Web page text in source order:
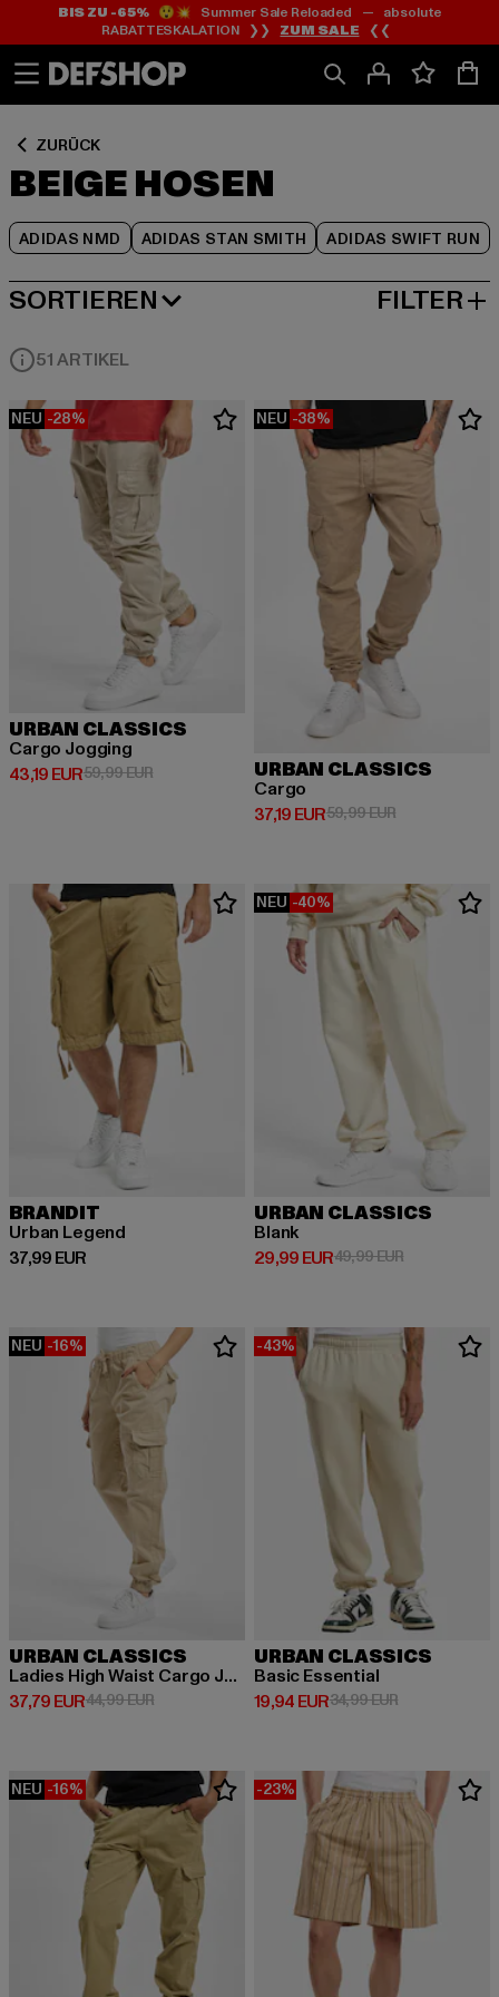
Zum
Inhalt
springen
Zum
Fußzeile
springen
BIS ZU -65%😲💥 Summer Sale Reloaded — absolute
RABATTESKALATION ❯❯ ZUM SALE ❮❮
ZURÜCK
BEIGE HOSEN
ADIDAS NMD ADIDAS STAN SMITH ADIDAS SWIFT RUN
Zum
Produktraster
springen
SORTIEREN
BELIEBTESTE FILTER
51 ARTIKEL
NEU -28%
URBAN CLASSICS
Cargo Jogging
43,19 EUR
Derzeitiger Preis: 43,19 EUR
59,99 EURAktionspreis: 59,99 EUR
NEU -38%
URBAN CLASSICS
Cargo
37,19 EUR
Derzeitiger Preis: 37,19 EUR
59,99 EURAktionspreis:
BRANDIT
Urban Legend
37,99 EUR
Derzeitiger Preis: 37,99 EUR
NEU -40%
URBAN CLASSICS
Blank
29,99 EUR
Derzeitiger Preis: 29,99 EUR
49,99 EURAktionspreis:
NEU -16%
URBAN CLASSICS
Ladies High Waist Cargo Jogging
37,79 EUR
Derzeitiger Preis: 37,79 EUR
44,99 EURAktionspreis: 44,99 EUR
-43%
URBAN CLASSICS
Basic Essential
19,94 EUR
Derzeitiger Preis: 19,94 EUR
34,99 EURAktionspreis:
NEU -16% -23%